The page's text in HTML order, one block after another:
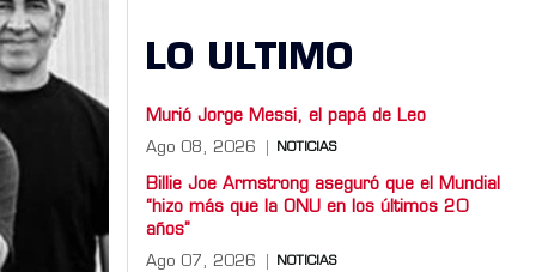
LO ULTIMO
Murió Jorge Messi, el papá de Leo
Ago 08, 2026 NOTICIAS
Billie Joe Armstrong aseguró que el Mundial
“hizo más que la ONU en los últimos 20
años”
Ago 07, 2026 NOTICIAS